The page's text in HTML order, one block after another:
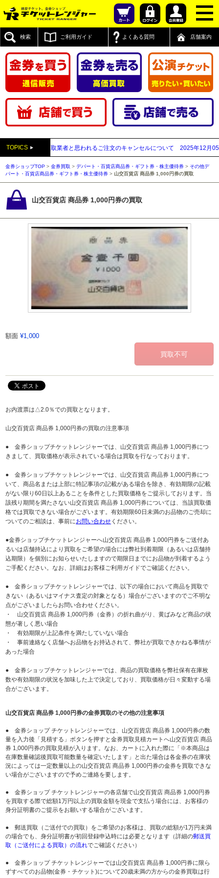
検索 ご利用ガイド よくある質問 店舗案内
TOPICS
先払い買取業者と思われるご注文のキャンセルについて 2025年12月05日 【
金券ショップTOP >金券買取 >デパート・百貨店商品券・ギフト券・株主優待券 > その他デ
パート・百貨店商品券・ギフト券・株主優待券 >山交百貨店 商品券 1,000円券の買取
山交百貨店 商品券 1,000円券の買取
額面 ¥1,000
お内渡票は△2.0％での買取となります。
山交百貨店 商品券 1,000円券の買取の注意事項
● 金券ショップチケットレンジャーでは、山交百貨店 商品券 1,000円券につ
きまして、買取価格が表示されている場合は買取を行なっております。
● 金券ショップチケットレンジャーでは、山交百貨店 商品券 1,000円券につ
いて、商品名または上部に特記事項の記載がある場合を除き、有効期限の記載
がない限り60日以上あることを条件とした買取価格をご提示しております。当
該残り期間を満たさない山交百貨店 商品券 1,000円券については、当該買取価
格では買取できない場合がございます。有効期限60日未満のお品物のご売却に
ついてのご相談は、事前にお問い合わせ ください。
●金券ショップチケットレンジャーへ山交百貨店 商品券 1,000円券をご送付あ
るいは店舗持込により買取をご希望の場合には弊社到着期限（あるいは店舗持
込期限）を個別にお知らせいたしますので期限日までにお品物が到着するよう
ご手配ください。なお、詳細はお客様ご利用ガイドでご確認ください。
● 金券ショップチケットレンジャーでは、以下の場合において商品を買取で
きない（あるいはマイナス査定の対象となる）場合がございますのでご不明な
点がございましたらお問い合わせください。
・ 山交百貨店 商品券 1,000円券（金券）の折れ曲がり、黄ばみなど商品の状
態が著しく悪い場合
・ 有効期限が上記条件を満たしていない場合
・ 事前連絡なく店舗へお品物をお持込されて、弊社が買取できかねる事情が
あった場合
● 金券ショップチケットレンジャーでは、商品の買取価格を弊社保有在庫枚
数や有効期限の状況を加味した上で決定しており、買取価格が日々変動する場
合がございます。
山交百貨店 商品券 1,000円券の金券買取のその他の注意事項
● 金券ショップ チケットレンジャーでは、山交百貨店 商品券 1,000円券の数
量を入力後「見積する」ボタンを押すと金券買取見積カートへ山交百貨店 商品
券 1,000円券の買取見積が入ります。なお、カートに入れた際に「※本商品は
在庫数量確認後買取可能数量を確定いたします」と出た場合は各金券の在庫状
況によっては一定数量以上の山交百貨店 商品券 1,000円券の金券を買取できな
い場合がございますので予めご連絡を要します。
● 金券ショップ チケットレンジャーの各店舗で山交百貨店 商品券 1,000円券
を買取する際で総額1万円以上の買取金額を現金で支払う場合には、お客様の
身分証明書のご提示をお願いする場合がございます。
● 郵送買取（ご送付での買取）をご希望のお客様は、買取の総額が1万円未満
の場合でも、身分証明書が初回登録申込時には必要となります（詳細の郵送買
取（ご送付による買取）の流れでご確認ください）
● 金券ショップ チケットレンジャーでは山交百貨店 商品券 1,000円券に限ら
ずすべてのお品物(金券・チケット)について20歳未満の方からの金券買取は行